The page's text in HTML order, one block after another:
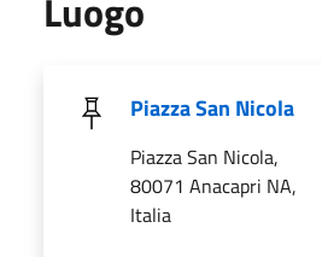
Luogo
Piazza San Nicola
Piazza San Nicola,
80071 Anacapri NA,
Italia